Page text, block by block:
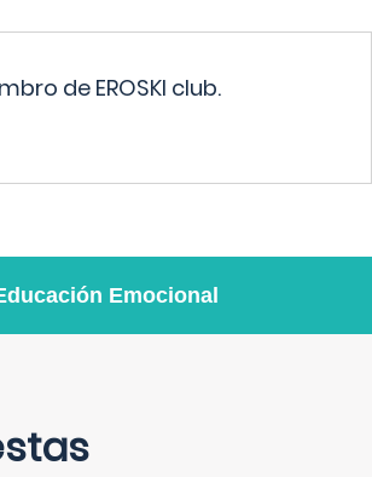
de EROSKI club.
Emocional